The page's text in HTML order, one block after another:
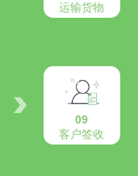
运输货物
09
客户签收